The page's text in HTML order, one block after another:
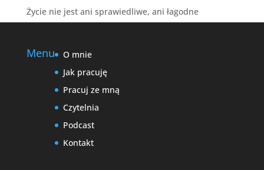
Życie nie jest ani sprawiedliwe, ani łagodne
Menu
O mnie
Jak pracuję
Pracuj ze mną
Czytelnia
Podcast
Kontakt